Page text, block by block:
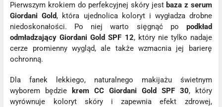
Pierwszym krokiem do perfekcyjnej skóry jest baza z serum
Giordani Gold, która ujednolica koloryt i wygładza drobne
niedoskonałości. Po niej warto sięgnąć po podkład
odmładzający Giordani Gold SPF 12, który nie tylko nadaje
cerze promienny wygląd, ale także wzmacnia jej barierę
ochronną.
Dla fanek lekkiego, naturalnego makijażu świetnym
wyborem będzie
krem CC Giordani Gold SPF 30, który
wyrównuje koloryt skóry i zapewnia efekt zdrowej,